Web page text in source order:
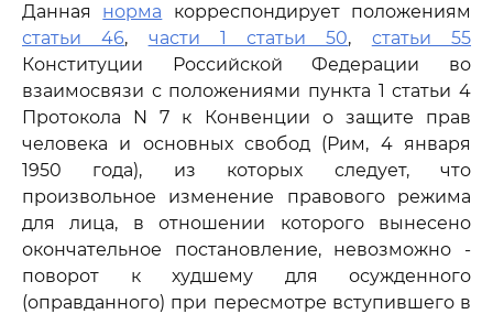
Данная норма корреспондирует положениям
статьи 46, части 1 статьи 50, статьи 55
Конституции Российской Федерации во
взаимосвязи с положениями пункта 1 статьи 4
Протокола N 7 к Конвенции о защите прав
человека и основных свобод (Рим, 4 января
1950 года), из которых следует, что
произвольное изменение правового режима
для лица, в отношении которого вынесено
окончательное постановление, невозможно -
поворот к худшему для осужденного
(оправданного) при пересмотре вступившего в